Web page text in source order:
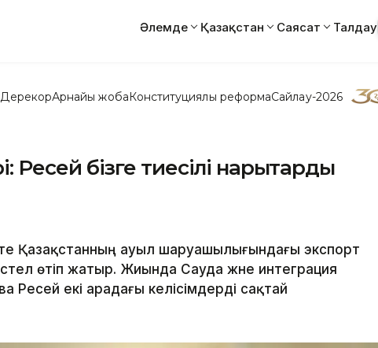
Әлемде Қазақстан Саясат Талдау
ДерекқорАрнайы жобаКонституциялық реформаСайлау-2026
бізге тиесілі нарықтарды
Қазақстанның ауыл шаруашылығындағы экспорт
өтіп жатыр. Жиында Сауда және интеграция
Ресей екі арадағы келісімдерді сақтай